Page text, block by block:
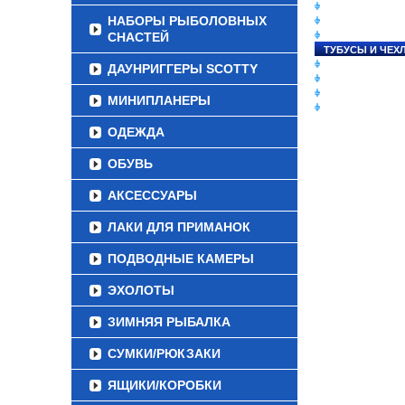
НАБОРЫ РЫБОЛОВНЫХ
СНАСТЕЙ
ДАУНРИГГЕРЫ SCOTTY
МИНИПЛАНЕРЫ
ОДЕЖДА
ОБУВЬ
АКСЕССУАРЫ
ЛАКИ ДЛЯ ПРИМАНОК
ПОДВОДНЫЕ КАМЕРЫ
ЭХОЛОТЫ
ЗИМНЯЯ РЫБАЛКА
СУМКИ/РЮКЗАКИ
ЯЩИКИ/КОРОБКИ
ТУБУСЫ И